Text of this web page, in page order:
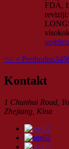
FDA,
upit
<< < Prethodno345
Kontakt
1 Chunhui Road,
Zhejiang, Kina